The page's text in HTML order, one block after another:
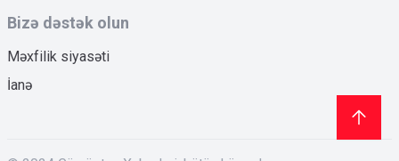
Bizə dəstək olun
Məxfilik siyasəti
İanə